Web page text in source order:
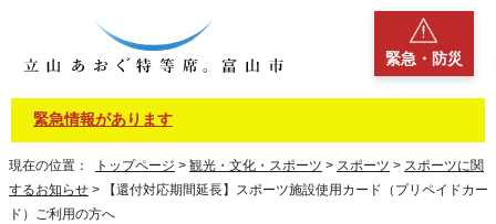
緊急・防災
緊急情報があります
現在の位置： トップページ > 観光・文化・スポーツ > スポーツ > スポーツに関
するお知らせ > 【還付対応期間延長】スポーツ施設使用カード（プリペイドカー
ド）ご利用の方へ